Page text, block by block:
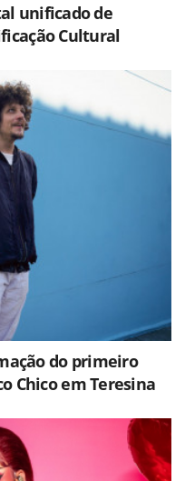
unificado de
Cultural
do primeiro
Chico em Teresina